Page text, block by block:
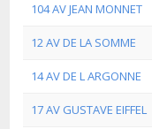
104 AV JEAN MONNET
12 AV DE LA SOMME
14 AV DE L ARGONNE
17 AV GUSTAVE EIFFEL